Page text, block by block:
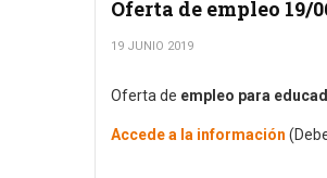
Oferta de empleo 19/
19 JUNIO 2019
Oferta de empleo para
Accede a la información